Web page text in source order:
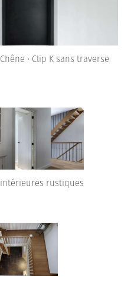
• Clip K sans traverse
rustiques